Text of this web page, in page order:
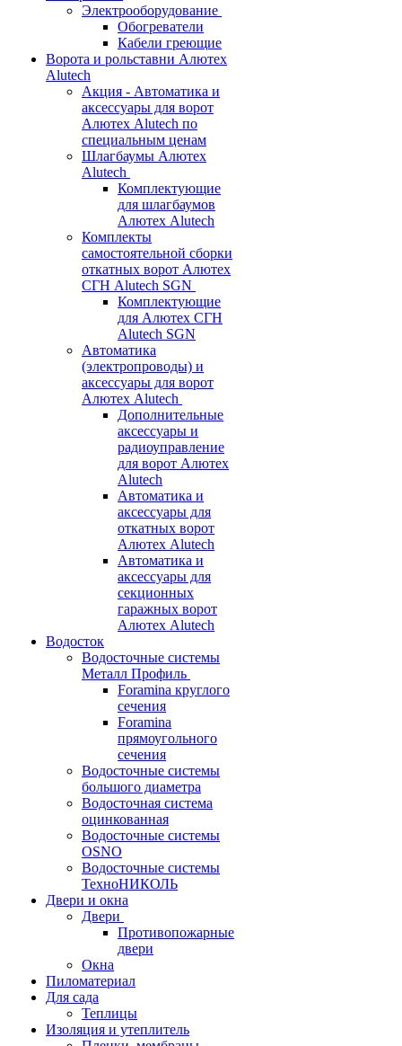
Электрооборудование
Обогреватели
Кабели греющие
Ворота и рольставни Алютех
Alutech
Акция - Автоматика и
аксессуары для ворот
Алютех Alutech по
специальным ценам
Шлагбаумы Алютех
Alutech
Комплектующие
для шлагбаумов
Алютех Alutech
Комплекты
самостоятельной сборки
откатных ворот Алютех
СГН Alutech SGN
Комплектующие
для Алютех СГН
Alutech SGN
Автоматика
(электропроводы) и
аксессуары для ворот
Алютех Alutech
Дополнительные
аксессуары и
радиоуправление
для ворот Алютех
Alutech
Автоматика и
аксессуары для
откатных ворот
Алютех Alutech
Автоматика и
аксессуары для
секционных
гаражных ворот
Алютех Alutech
Водосток
Водосточные системы
Металл Профиль
Foramina круглого
сечения
Foramina
прямоугольного
сечения
Водосточные системы
большого диаметра
Водосточная система
оцинкованная
Водосточные системы
OSNO
Водосточные системы
ТехноНИКОЛЬ
Двери и окна
Двери
Противопожарные
двери
Окна
Пиломатериал
Для сада
Теплицы
Изоляция и утеплитель